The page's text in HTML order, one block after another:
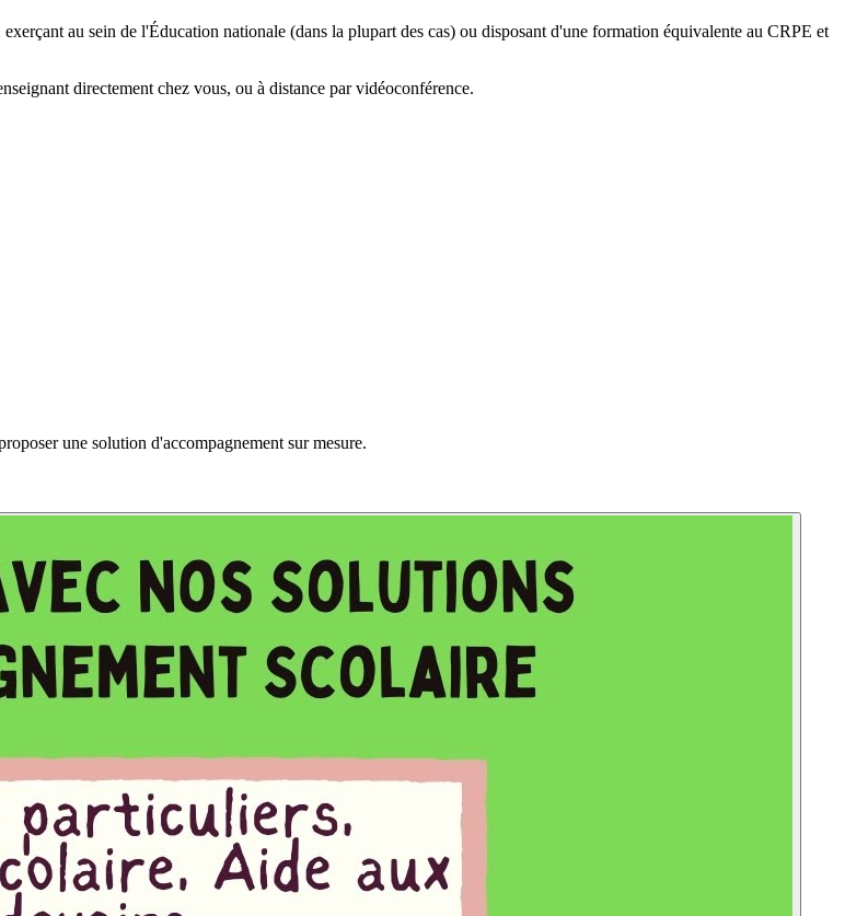
au sein de l'Éducation nationale (dans la plupart des cas) ou disposant d'une formation équivalente au CRPE et
directement chez vous, ou à distance par vidéoconférence.
une solution d'accompagnement sur mesure.